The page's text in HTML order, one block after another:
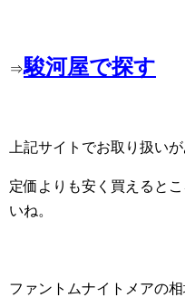
⇒駿河屋で探す
上記サイトでお取り扱いが
定価よりも安く買えると
いね。
ファントムナイトメアの相